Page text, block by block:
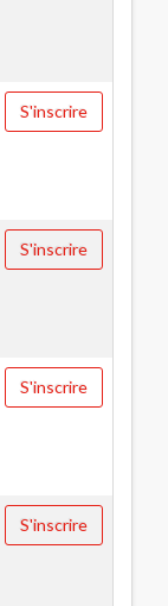
S'inscrire
S'inscrire
S'inscrire
S'inscrire